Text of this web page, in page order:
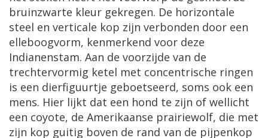
bruinzwarte kleur gekregen. De horizontale
steel en verticale kop zijn verbonden door een
elleboogvorm, kenmerkend voor deze
Indianenstam. Aan de voorzijde van de
trechtervormig ketel met concentrische ringen
is een dierfiguurtje geboetseerd, soms ook een
mens. Hier lijkt dat een hond te zijn of wellicht
een coyote, de Amerikaanse prairiewolf, die met
zijn kop guitig boven de rand van de pijpenkop